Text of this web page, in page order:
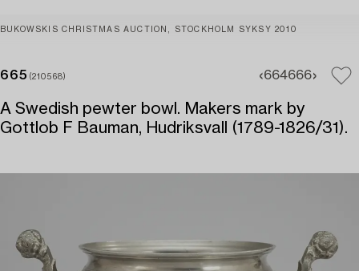
BUKOWSKIS CHRISTMAS AUCTION, STOCKHOLM SYKSY 2010
665 (210568) 664666
A Swedish pewter bowl. Makers mark by
Gottlob F Bauman, Hudriksvall (1789-1826/31).